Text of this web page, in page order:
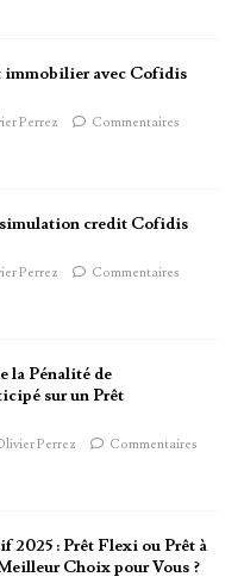
immobilier avec Cofidis
Perrez
Commentaires
credit Cofidis
Perrez
Commentaires
la Pénalité de
sur un Prêt
Perrez
Commentaires
2025 : Prêt Flexi ou Prêt à
Choix pour Vous ?